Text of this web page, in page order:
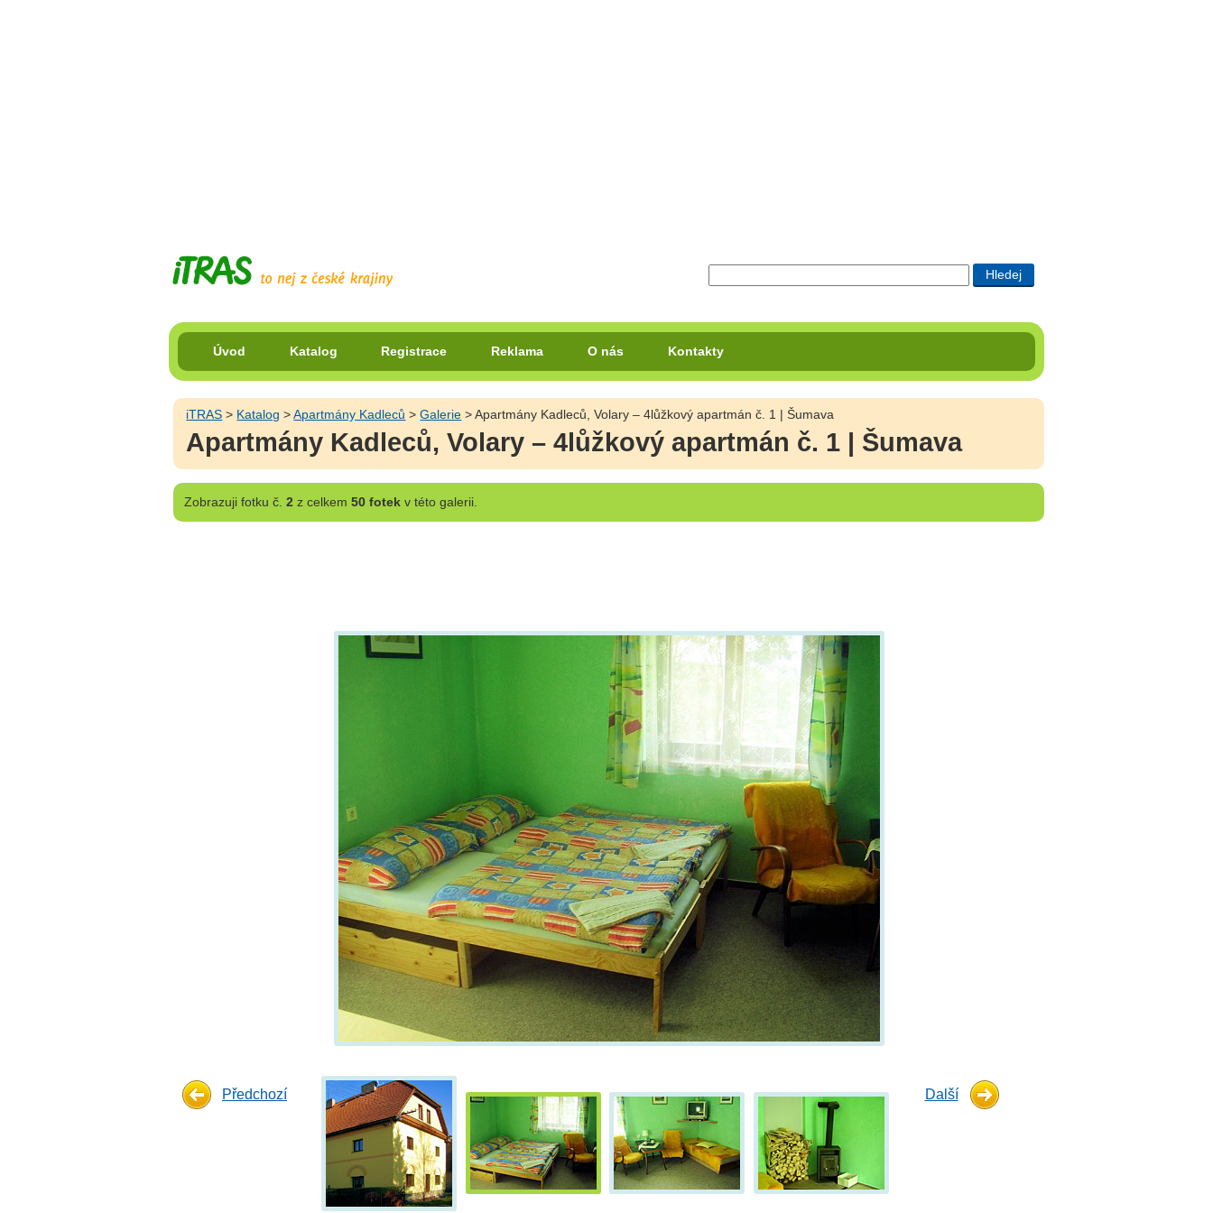
Úvod Katalog Registrace Reklama O nás Kontakty
iTRAS > Katalog >Apartmány Kadleců >Galerie > Apartmány Kadleců, Volary – 4lůžkový apartmán č. 1 | Šumava
Apartmány Kadleců, Volary – 4lůžkový apartmán č. 1 | Šumava
Zobrazujifotku č. 2 z celkem 50 fotekv této galerii.
Předchozí Další